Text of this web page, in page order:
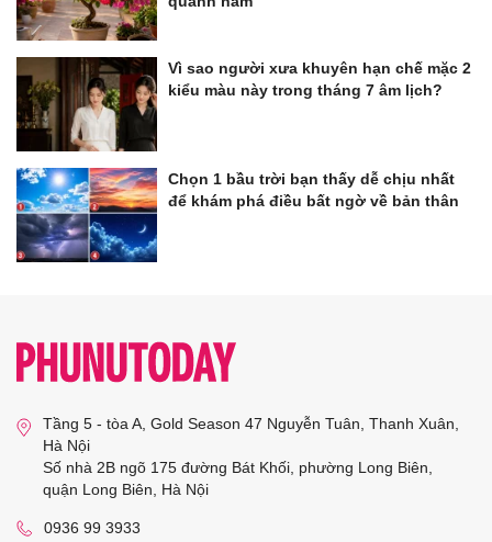
Vì sao người xưa khuyên hạn chế mặc 2
kiểu màu này trong tháng 7 âm lịch?
Chọn 1 bầu trời bạn thấy dễ chịu nhất
để khám phá điều bất ngờ về bản thân
Tầng 5 - tòa A, Gold Season 47 Nguyễn Tuân, Thanh Xuân,
Hà Nội
Số nhà 2B ngõ 175 đường Bát Khối, phường Long Biên,
quận Long Biên, Hà Nội
0936 99 3933